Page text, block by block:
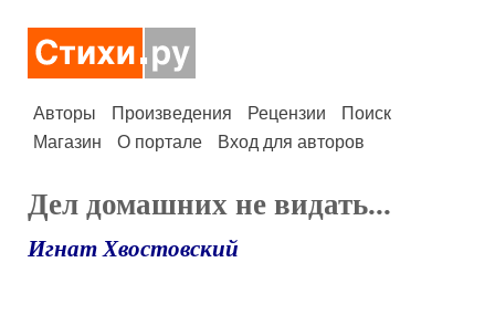
Авторы Произведения Рецензии
Поиск
Магазин
О портале Вход для авторов
Дел домашних не видать...
Игнат Хвостовский